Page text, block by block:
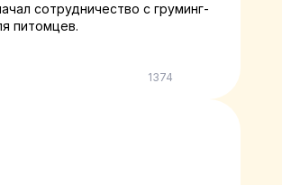
сотрудничество с груминг-
питомцев.
1374